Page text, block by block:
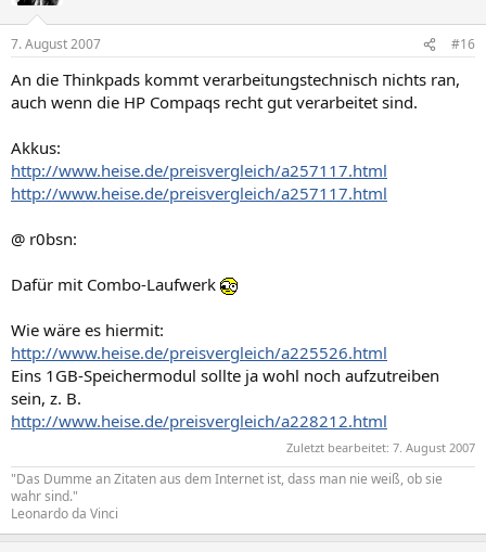
7. August 2007 #16
An die Thinkpads kommt verarbeitungstechnisch nichts ran,
auch wenn die HP Compaqs recht gut verarbeitet sind.
Akkus:
http://www.heise.de/preisvergleich/a257117.html
http://www.heise.de/preisvergleich/a257117.html
@ r0bsn:
Dafür mit Combo-Laufwerk
Wie wäre es hiermit:
http://www.heise.de/preisvergleich/a225526.html
Eins 1GB-Speichermodul sollte ja wohl noch aufzutreiben
sein, z. B.
http://www.heise.de/preisvergleich/a228212.html
Zuletzt bearbeitet: 7. August 2007
"Das Dumme an Zitaten aus dem Internet ist, dass man nie weiß, ob sie
wahr sind."
Leonardo da Vinci